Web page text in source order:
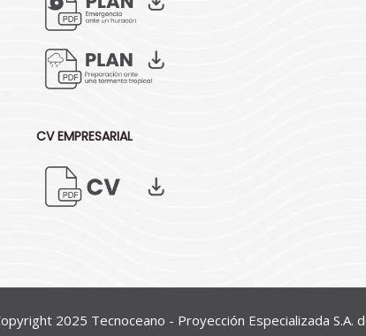
CV EMPRESARIAL
2025 Tecnoceano - Proyección Especializada S.A.